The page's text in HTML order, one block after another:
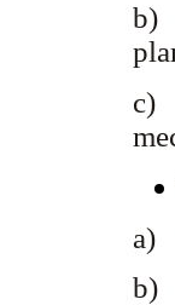
b)
c)
a)
b)